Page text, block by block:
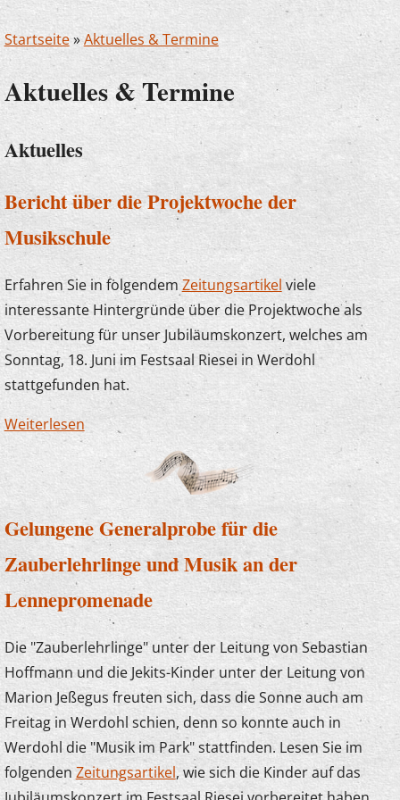
Startseite»Aktuelles & Termine
Aktuelles & Termine
Aktuelles
Bericht über die Projektwoche der
Musikschule
Erfahren Sie in folgendem Zeitungsartikel viele
interessante Hintergründe über die Projektwoche als
Vorbereitung für unser Jubiläumskonzert, welches am
Sonntag, 18. Juni im Festsaal Riesei in Werdohl
stattgefunden hat.
Weiterlesen über Bericht über die Projektwoche der
Musikschule
Gelungene Generalprobe für die
Zauberlehrlinge und Musik an der
Lennepromenade
Die "Zauberlehrlinge" unter der Leitung von Sebastian
Hoffmann und die Jekits-Kinder unter der Leitung von
Marion Jeßegus freuten sich, dass die Sonne auch am
Freitag in Werdohl schien, denn so konnte auch in
Werdohl die "Musik im Park" stattfinden. Lesen Sie im
folgendenZeitungsartikel, wie sich die Kinder auf das